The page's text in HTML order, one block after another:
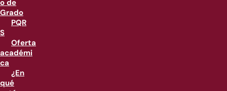
o de
Grado
PQR
S
Oferta
académi
ca
¿En
qué